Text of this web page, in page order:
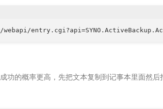
成功的概率更高，先把文本复制到记事本里面然